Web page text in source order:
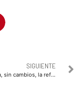
SIGUIENTE
Aprobada, sin cambios, la reforma laboral